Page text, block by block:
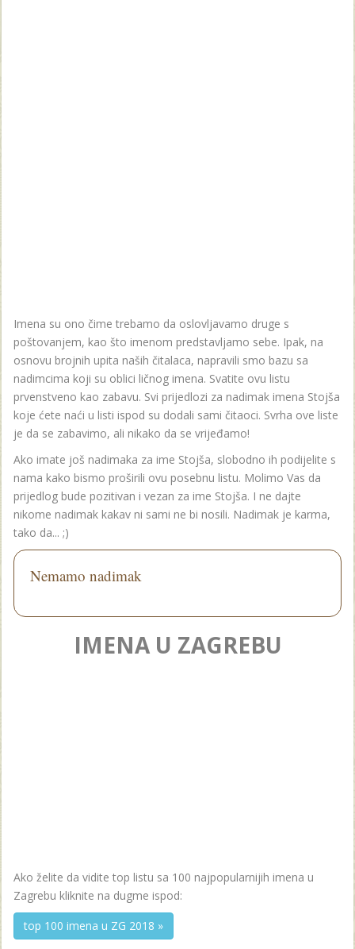
Imena su ono čime trebamo da oslovljavamo druge s
poštovanjem, kao što imenom predstavljamo sebe. Ipak, na
osnovu brojnih upita naših čitalaca, napravili smo bazu sa
nadimcima koji su oblici ličnog imena. Svatite ovu listu
prvenstveno kao zabavu. Svi prijedlozi za nadimak imena Stojša
koje ćete naći u listi ispod su dodali sami čitaoci. Svrha ove liste
je da se zabavimo, ali nikako da se vrijeđamo!
Ako imate još nadimaka za ime Stojša, slobodno ih podijelite s
nama kako bismo proširili ovu posebnu listu. Molimo Vas da
prijedlog bude pozitivan i vezan za ime Stojša. I ne dajte
nikome nadimak kakav ni sami ne bi nosili. Nadimak je karma,
tako da... ;)
Nemamo nadimak
IMENA U ZAGREBU
Ako želite da vidite top listu sa 100 najpopularnijih imena u
Zagrebu kliknite na dugme ispod:
top 100 imena u ZG 2018 »